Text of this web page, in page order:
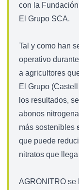
con la
El Grupo SCA.
Tal y como han
operativo
a agricultores
El Grupo
los resultados,
abonos
más sostenibles
que puede
nitratos que
AGRONITRO se